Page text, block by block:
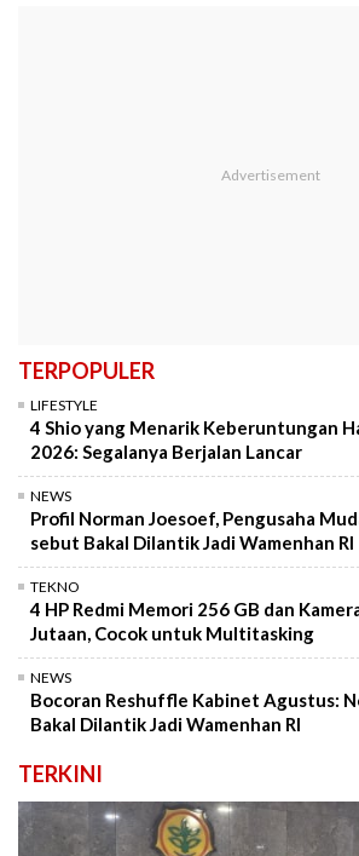
TERPOPULER
LIFESTYLE
4 Shio yang Menarik Keberuntungan
2026: Segalanya Berjalan Lancar
NEWS
Profil Norman Joesoef, Pengusaha
sebut Bakal Dilantik Jadi Wamenhan RI
TEKNO
4 HP Redmi Memori 256 GB dan
Jutaan, Cocok untuk Multitasking
NEWS
Bocoran Reshuffle Kabinet Agustus:
Bakal Dilantik Jadi Wamenhan RI
TERKINI